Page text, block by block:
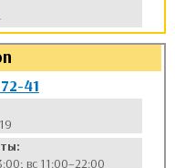
41
вс 11:00–22:00